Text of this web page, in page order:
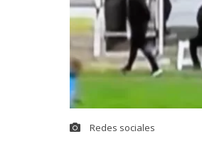
Redes sociales